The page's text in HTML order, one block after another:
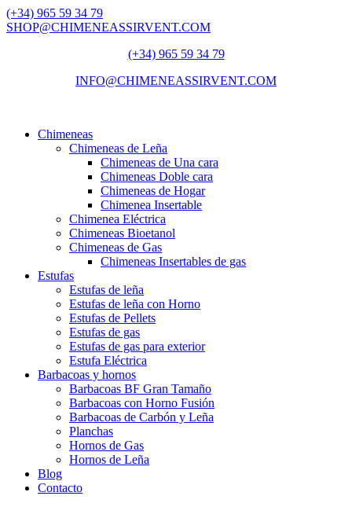
(+34) 965 59 34 79
SHOP@CHIMENEASSIRVENT.COM
(+34) 965 59 34 79
INFO@CHIMENEASSIRVENT.COM
Chimeneas
Chimeneas de Leña
Chimeneas de Una cara
Chimeneas Doble cara
Chimeneas de Hogar
Chimenea Insertable
Chimenea Eléctrica
Chimeneas Bioetanol
Chimeneas de Gas
Chimeneas Insertables de gas
Estufas
Estufas de leña
Estufas de leña con Horno
Estufas de Pellets
Estufas de gas
Estufas de gas para exterior
Estufa Eléctrica
Barbacoas y hornos
Barbacoas BF Gran Tamaño
Barbacoas con Horno Fusión
Barbacoas de Carbón y Leña
Planchas
Hornos de Gas
Hornos de Leña
Blog
Contacto